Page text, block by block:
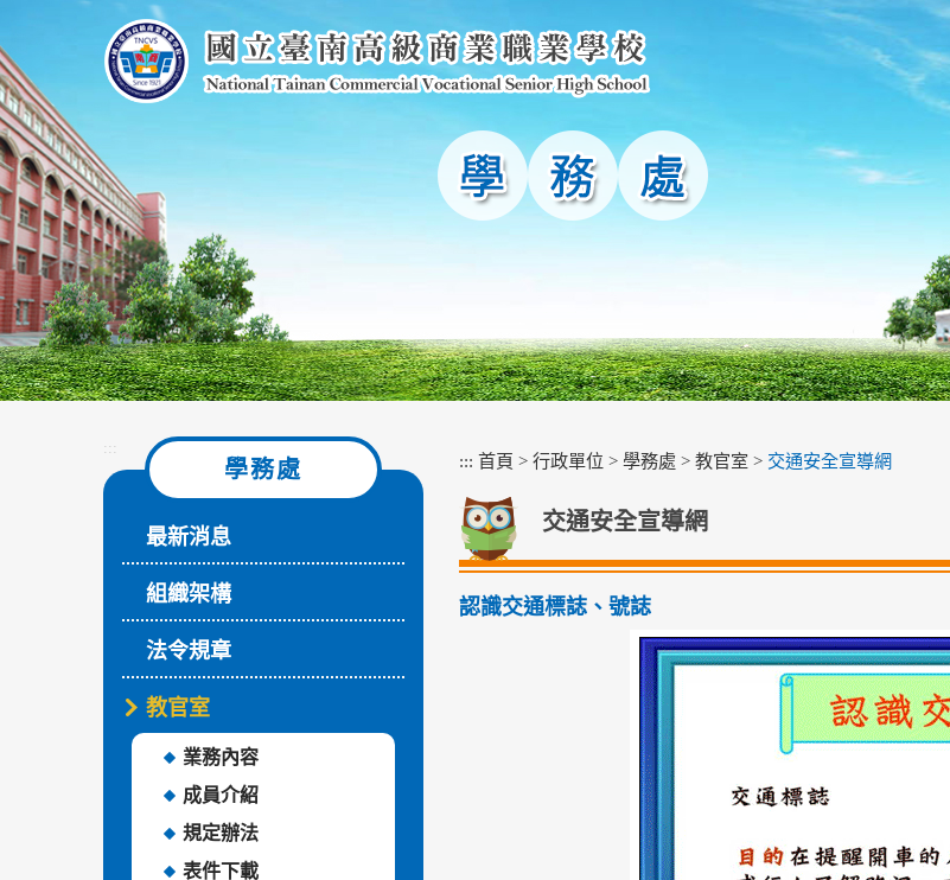
主
要
內
容
區
塊
:::
學務處
最新消息
組織架構
法令規章
教官室
業務內容
成員介紹
規定辦法
表件下載
::: 首頁 > 行政單位 > 學務處 > 教官室 > 交通安全宣導網
交通安全宣導網
認識交通標誌、號誌